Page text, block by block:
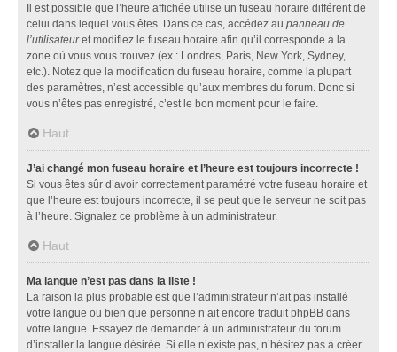
Il est possible que l’heure affichée utilise un fuseau horaire différent de
celui dans lequel vous êtes. Dans ce cas, accédez au panneau de
l’utilisateuret modifiez le fuseau horaire afin qu’il corresponde à la
zone où vous vous trouvez (ex : Londres, Paris, New York, Sydney,
etc.). Notez que la modification du fuseau horaire, comme la plupart
des paramètres, n’est accessible qu’aux membres du forum. Donc si
vous n’êtes pas enregistré, c’est le bon moment pour le faire.
Haut
J’ai changé mon fuseau horaire et l’heure est toujours incorrecte !
Si vous êtes sûr d’avoir correctement paramétré votre fuseau horaire et
que l’heure est toujours incorrecte, il se peut que le serveur ne soit pas
à l’heure. Signalez ce problème à un administrateur.
Haut
Ma langue n’est pas dans la liste !
La raison la plus probable est que l’administrateur n’ait pas installé
votre langue ou bien que personne n’ait encore traduit phpBB dans
votre langue. Essayez de demander à un administrateur du forum
d’installer la langue désirée. Si elle n’existe pas, n’hésitez pas à créer